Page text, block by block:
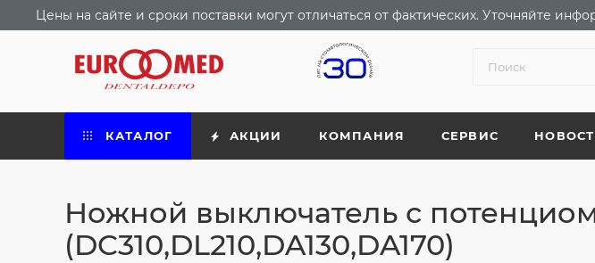
Цены на сайте и сроки поставки могут отличаться от фактических. Уточняйте
КАТАЛОГ АКЦИИ КОМПАНИЯ СЕРВИС
Ножной выключатель с
(DC310,DL210,DA130,DA170)